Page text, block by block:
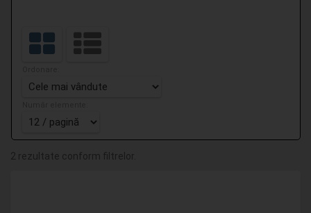
2 rezultate conform filtrelor.